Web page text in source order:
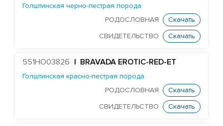
Голштинская черно-пестрая порода
РОДОСЛОВНАЯ
Скачать
СВИДЕТЕЛЬСТВО Скачать
551HO03826 | BRAVADA EROTIC-RED-ET
Голштинская красно-пестрая порода
РОДОСЛОВНАЯ
Скачать
СВИДЕТЕЛЬСТВО Скачать